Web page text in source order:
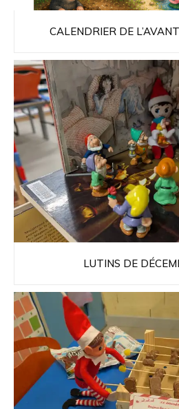
CALENDRIER DE
LUTINS DE